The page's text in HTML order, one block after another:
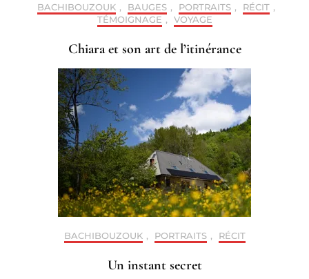
BACHIBOUZOUK , BAUGES , PORTRAITS , RÉCIT ,
TÉMOIGNAGE , VOYAGE
Chiara et son art de l’itinérance
BACHIBOUZOUK , PORTRAITS , RÉCIT
Un instant secret